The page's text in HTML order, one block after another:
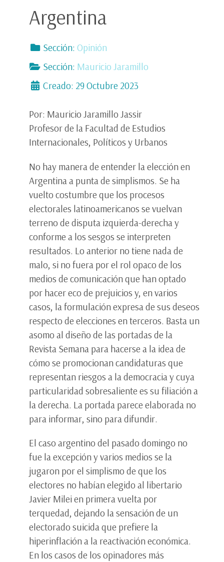
Argentina
Sección: Opinión
Sección: Mauricio Jaramillo
Creado: 29 Octubre 2023
Por: Mauricio Jaramillo Jassir
Profesor de la Facultad de Estudios
Internacionales, Políticos y Urbanos
No hay manera de entender la elección en
Argentina a punta de simplismos. Se ha
vuelto costumbre que los procesos
electorales latinoamericanos se vuelvan
terreno de disputa izquierda-derecha y
conforme a los sesgos se interpreten
resultados. Lo anterior no tiene nada de
malo, si no fuera por el rol opaco de los
medios de comunicación que han optado
por hacer eco de prejuicios y, en varios
casos, la formulación expresa de sus deseos
respecto de elecciones en terceros. Basta un
asomo al diseño de las portadas de la
Revista Semana para hacerse a la idea de
cómo se promocionan candidaturas que
representan riesgos a la democracia y cuya
particularidad sobresaliente es su filiación a
la derecha. La portada parece elaborada no
para informar, sino para difundir.
El caso argentino del pasado domingo no
fue la excepción y varios medios se la
jugaron por el simplismo de que los
electores no habían elegido al libertario
Javier Milei en primera vuelta por
terquedad, dejando la sensación de un
electorado suicida que prefiere la
hiperinflación a la reactivación económica.
En los casos de los opinadores más